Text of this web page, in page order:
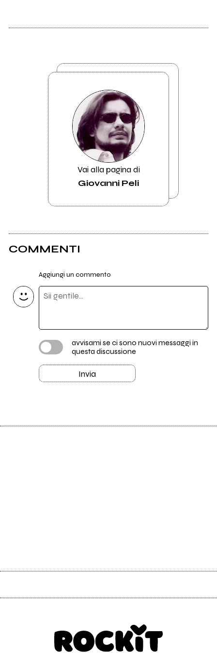
Vai alla pagina di
Giovanni Peli
COMMENTI
Aggiungi un commento
avvisami se ci sono nuovi messaggi in
questa discussione
Invia